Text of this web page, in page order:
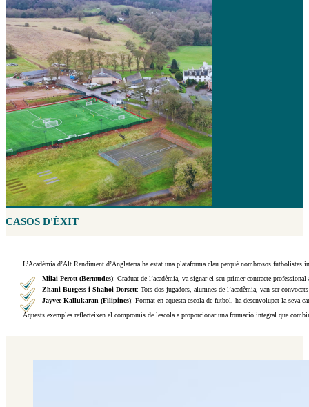
CASOS D'ÈXIT
L’Acadèmia d’Alt Rendiment d’Anglaterra ha estat una plataforma clau perquè nombrosos
Milai Perott (Bermudes): Graduat de l’acadèmia, va signar el seu primer contracte
Zhani Burgess i Shahoi Dorsett: Tots dos jugadors, alumnes de l’acadèmia, van ser
Jayvee Kallukaran (Filipines): Format en aquesta escola de futbol, ​​ha desenvolupat la seva
Aquests exemples reflecteixen el compromís de lescola a proporcionar una formació integral que